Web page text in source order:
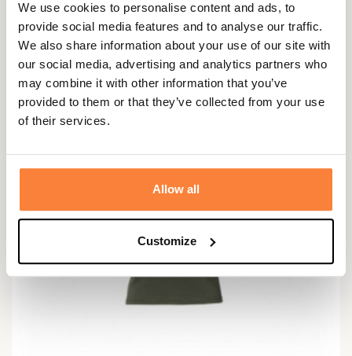
We use cookies to personalise content and ads, to
provide social media features and to analyse our traffic.
We also share information about your use of our site with
our social media, advertising and analytics partners who
may combine it with other information that you’ve
provided to them or that they’ve collected from your use
of their services.
Allow all
Customize